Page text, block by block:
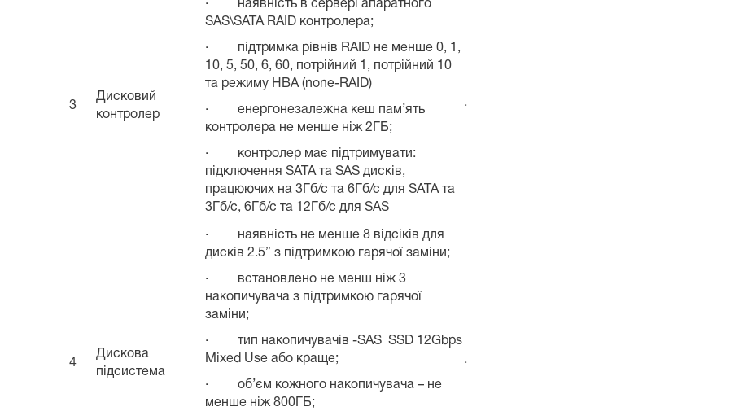
3
Дисковий
контролер
· наявність в сервері апаратного
SAS\SATA RAID контролера;
· підтримка рівнів RAID не менше 0, 1,
10, 5, 50, 6, 60, потрійний 1, потрійний 10
та режиму HBA (none-RAID)
· енергонезалежна кеш пам’ять
контролера не менше ніж 2ГБ;
· контролер має підтримувати:
підключення SATA та SAS дисків,
працюючих на 3Гб/с та 6Гб/с для SATA та
3Гб/с, 6Гб/с та 12Гб/с для SAS
·
4
Дискова
підсистема
· наявність не менше 8 відсіків для
дисків 2.5” з підтримкою гарячої заміни;
· встановлено не менш ніж 3
накопичувача з підтримкою гарячої
заміни;
· тип накопичувачів -SAS SSD 12Gbps
Mixed Use або краще;
· об’єм кожного накопичувача – не
менше ніж 800ГБ;
·